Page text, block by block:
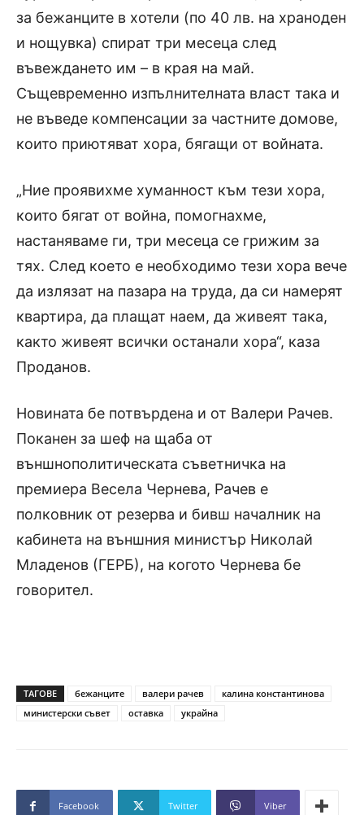
за бежанците в хотели (по 40 лв. на храноден
и нощувка) спират три месеца след
въвеждането им – в края на май.
Същевременно изпълнителната власт така и
не въведе компенсации за частните домове,
които приютяват хора, бягащи от войната.
„Ние проявихме хуманност към тези хора,
които бягат от война, помогнахме,
настаняваме ги, три месеца се грижим за
тях. След което е необходимо тези хора вече
да излязат на пазара на труда, да си намерят
квартира, да плащат наем, да живеят така,
както живеят всички останали хора“, каза
Проданов.
Новината бе потвърдена и от Валери Рачев.
Поканен за шеф на щаба от
външнополитическата съветничка на
премиера Весела Чернева, Рачев е
полковник от резерва и бивш началник на
кабинета на външния министър Николай
Младенов (ГЕРБ), на когото Чернева бе
говорител.
ТАГОВЕ бежанците валери рачев
калина константинова
министерски съвет
оставка украйна
Facebook Twitter Viber